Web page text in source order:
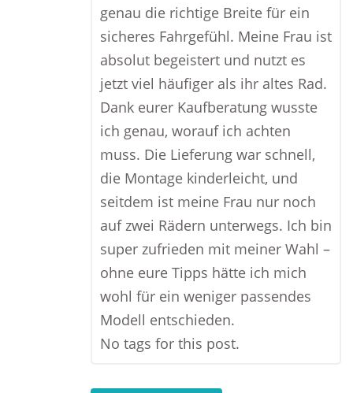
genau die richtige Breite für ein
sicheres Fahrgefühl. Meine Frau ist
absolut begeistert und nutzt es
jetzt viel häufiger als ihr altes Rad.
Dank eurer Kaufberatung wusste
ich genau, worauf ich achten
muss. Die Lieferung war schnell,
die Montage kinderleicht, und
seitdem ist meine Frau nur noch
auf zwei Rädern unterwegs. Ich bin
super zufrieden mit meiner Wahl –
ohne eure Tipps hätte ich mich
wohl für ein weniger passendes
Modell entschieden.
No tags for this post.